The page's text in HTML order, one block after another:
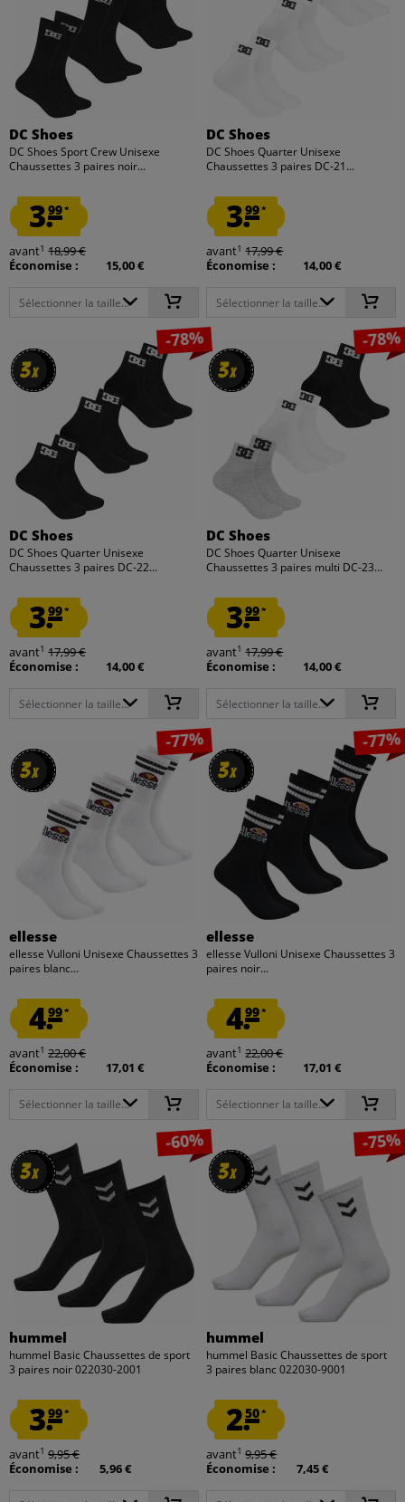
DC Shoes
DC Shoes Sport Crew Unisexe
Chaussettes 3 paires noir...
3.99*
avant1 18,99 €
Économise :
15,00 €
Sélectionner la taille...
DC Shoes
DC Shoes Quarter Unisexe
Chaussettes 3 paires DC-21...
3.99*
avant1 17,99 €
Économise :
14,00 €
Sélectionner la taille...
3x
3x
-78%
DC Shoes
DC Shoes Quarter Unisexe
Chaussettes 3 paires DC-22...
3.99*
avant1 17,99 €
Économise :
14,00 €
Sélectionner la taille...
3x
3x
-78%
DC Shoes
DC Shoes Quarter Unisexe
Chaussettes 3 paires multi DC-23...
3.99*
avant1 17,99 €
Économise :
14,00 €
Sélectionner la taille...
3x
3x
-77%
ellesse
ellesse Vulloni Unisexe Chaussettes 3
paires blanc...
4.99*
avant1 22,00 €
Économise :
17,01 €
Sélectionner la taille...
3x
3x
-77%
ellesse
ellesse Vulloni Unisexe Chaussettes 3
paires noir...
4.99*
avant1 22,00 €
Économise :
17,01 €
Sélectionner la taille...
3x
3x
-60%
hummel
hummel Basic Chaussettes de sport
3 paires noir 022030-2001
3.99*
avant1 9,95 €
Économise :
5,96 €
3x
3x
-75%
hummel
hummel Basic Chaussettes de sport
3 paires blanc 022030-9001
2.50*
avant1 9,95 €
Économise :
7,45 €